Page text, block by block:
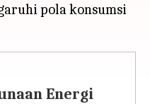
pola konsumsi
Energi